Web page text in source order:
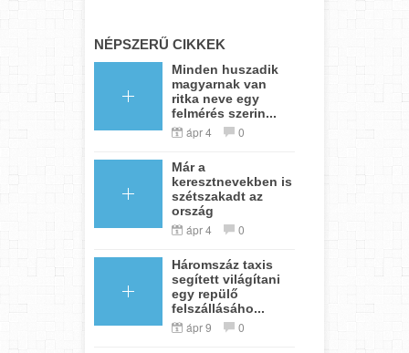
NÉPSZERŰ CIKKEK
Minden huszadik
magyarnak van
ritka neve egy
felmérés szerin...
ápr 4 0
Már a
keresztnevekben is
szétszakadt az
ország
ápr 4 0
Háromszáz taxis
segített világítani
egy repülő
felszállásáho...
ápr 9 0